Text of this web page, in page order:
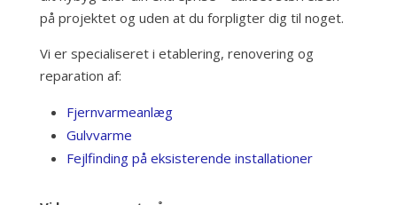
på projektet og uden at du forpligter dig til noget.
Vi er specialiseret i etablering, renovering og
reparation af:
Fjernvarmeanlæg
Gulvvarme
Fejlfinding på eksisterende installationer